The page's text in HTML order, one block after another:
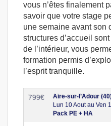
vous n’êtes finalement
savoir que votre stage
une semaine avant son
structures d’accueil
de l’intérieur, vous
formation permis
l’esprit tranquille.
799€
Aire-sur-l’Adour
Lun 10 Aout au Ven
Pack PE + HA